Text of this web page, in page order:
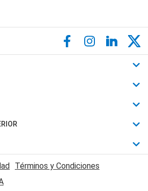
Términos y Condiciones